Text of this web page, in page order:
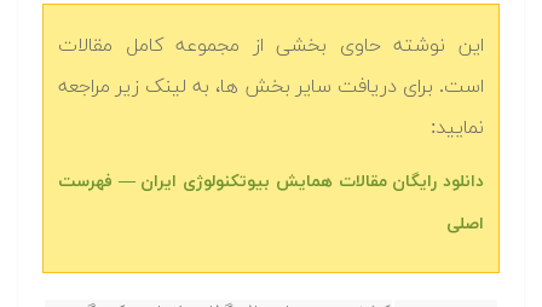
این نوشته حاوی بخشی از مجموعه کامل مقالات
است. برای دریافت سایر بخش ها، به لینک زیر مراجعه
نمایید:
دانلود رایگان مقالات همایش بیوتکنولوژی ایران — فهرست
اصلی